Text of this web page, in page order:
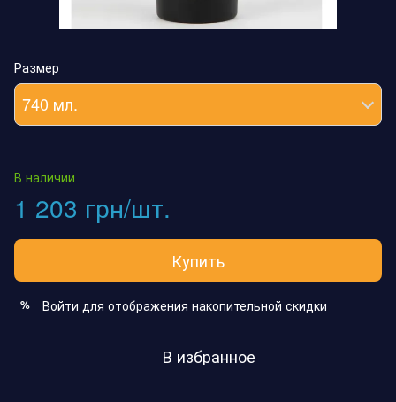
Размер
740 мл.
В наличии
1 203 грн/шт.
Купить
% Войти для отображения накопительной скидки
В избранное